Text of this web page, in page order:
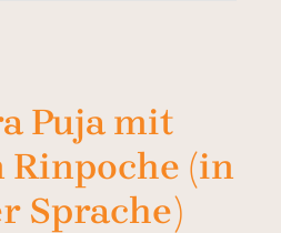
Puja mit
Rinpoche (in
Sprache)